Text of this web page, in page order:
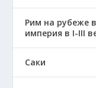
Рим на рубеже
империя в І-ІІІ
Саки